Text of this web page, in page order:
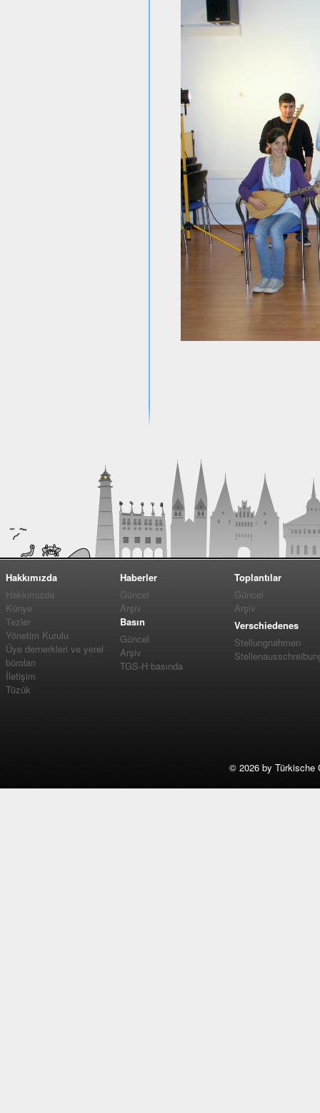
Hakkımızda
Hakkımızda
Künye
Tezler
Yönetim Kurulu
Üye dernerkleri ve yerel
büroları
İletişim
Tüzük
Haberler
Güncel
Arşiv
Basın
Güncel
Arşiv
TGS-H basında
Toplantılar
Güncel
Arşiv
Verschiedenes
Stellungnahmen
© 2026 by Türkische